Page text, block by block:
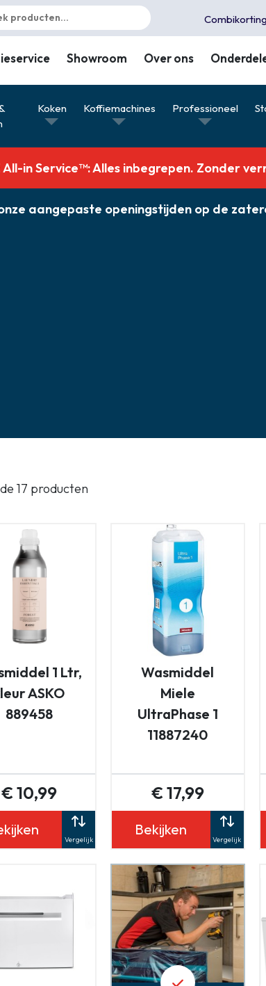
Combikorting
Showroom Over ons
Koken Koffiemachines Professioneel
All-in Service™: Alles inbegrepen. Zonder
aangepaste openingstijden op de
17 producten
1 Ltr,
ASKO
889458
€ 10,99
Vergelijk
Wasmiddel
Miele
UltraPhase 1
11887240
€ 17,99
Bekijken
Vergelijk